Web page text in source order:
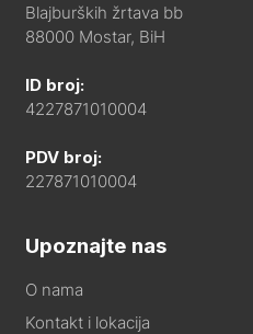
Blajburških žrtava bb
88000 Mostar, BiH
ID broj:
4227871010004
PDV broj:
227871010004
Upoznajte nas
O nama
Kontakt i lokacija